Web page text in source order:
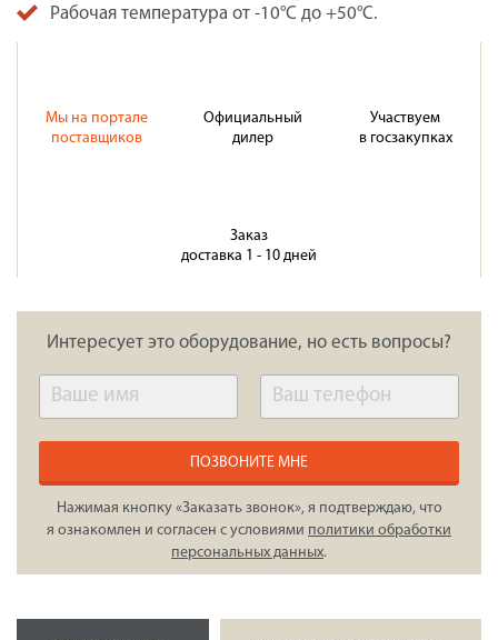
Рабочая температура от -10°C до +50°C.
Мы на портале
поставщиков
Официальный
дилер
Участвуем
в госзакупках
Заказ
доставка 1 - 10 дней
Интересует это оборудование, но есть вопросы?
ПОЗВОНИТЕ МНЕ
Нажимая кнопку «Заказать звонок», я подтверждаю, что
я ознакомлен и согласен с условиями политики обработки
персональных данных.